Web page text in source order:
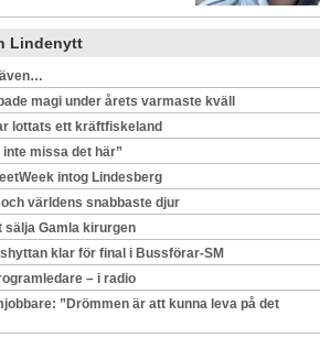
Lindenytt
magi under årets varmaste kväll
lottats ett kräftfiskeland
missa det här”
intog Lindesberg
världens snabbaste djur
sälja Gamla kirurgen
klar för final i Bussförar-SM
– i radio
”Drömmen är att kunna leva på det